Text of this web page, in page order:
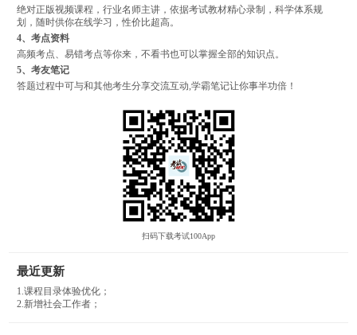
绝对正版视频课程，行业名师主讲，依据考试教材精心录制，科学体系规
划，随时供你在线学习，性价比超高。
4、考点资料
高频考点、易错考点等你来，不看书也可以掌握全部的知识点。
5、考友笔记
答题过程中可与和其他考生分享交流互动,学霸笔记让你事半功倍！
扫码下载考试100App
最近更新
1.课程目录体验优化；
2.新增社会工作者；